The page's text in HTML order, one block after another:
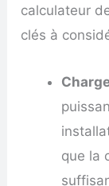
calculateur
clés à
que la